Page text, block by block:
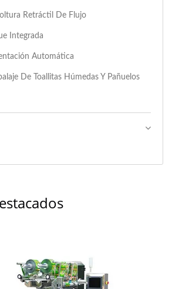
Retráctil De Flujo
Integrada
Automática
De Toallitas Húmedas Y Pañuelos